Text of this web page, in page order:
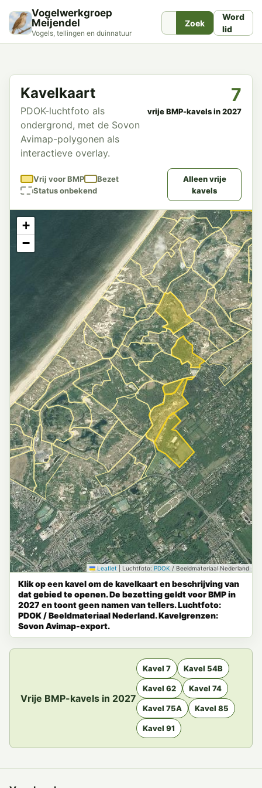
Vogelwerkgroep
Meijendel
Vogels, tellingen en duinnatuur
Zoek
Word
lid
Kavelkaart
PDOK-luchtfoto als
ondergrond, met de Sovon
Avimap-polygonen als
interactieve overlay.
7
vrije BMP-kavels in 2027
Vrij voor BMP
Bezet
Status onbekend
Alleen vrije
kavels
+
−
Leaflet Luchtfoto: PDOK / Beeldmateriaal Nederland
Klik op een kavel om de kavelkaart en beschrijving van
dat gebied te openen. De bezetting geldt voor BMP in
2027 en toont geen namen van tellers. Luchtfoto:
PDOK / Beeldmateriaal Nederland. Kavelgrenzen:
Sovon Avimap-export.
Vrije BMP-kavels in 2027
Kavel 7 Kavel 54B
Kavel 62 Kavel 74
Kavel 75A Kavel 85
Kavel 91